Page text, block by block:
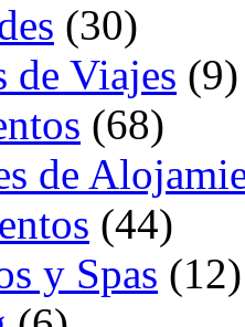
(30)
de Viajes (9)
(68)
de
(44)
y Spas (12)